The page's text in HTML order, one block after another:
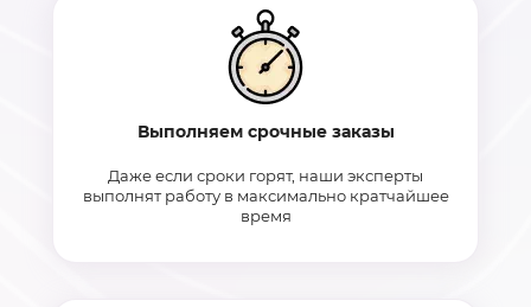
Выполняем срочные заказы
Даже если сроки горят, наши эксперты
выполнят работу в максимально кратчайшее
время